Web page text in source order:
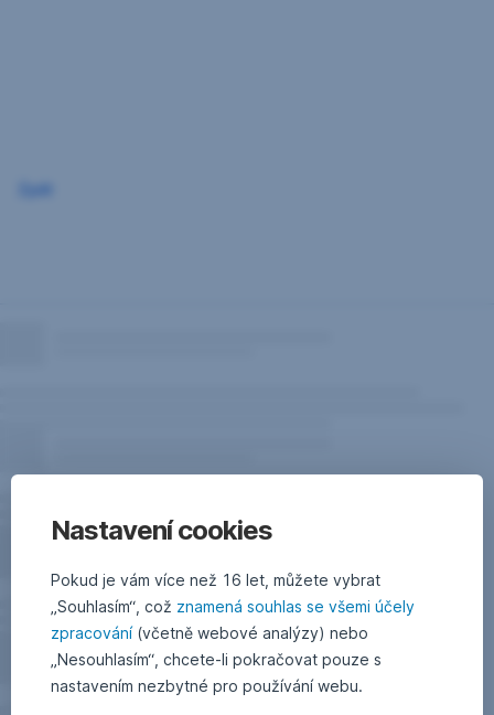
Nastavení cookies
Pokud je vám více než 16 let, můžete vybrat
„Souhlasím“, což znamená souhlas se všemi účely
zpracování(včetně webové analýzy) nebo
„Nesouhlasím“, chcete-li pokračovat pouze s
nastavením nezbytné pro používání webu.